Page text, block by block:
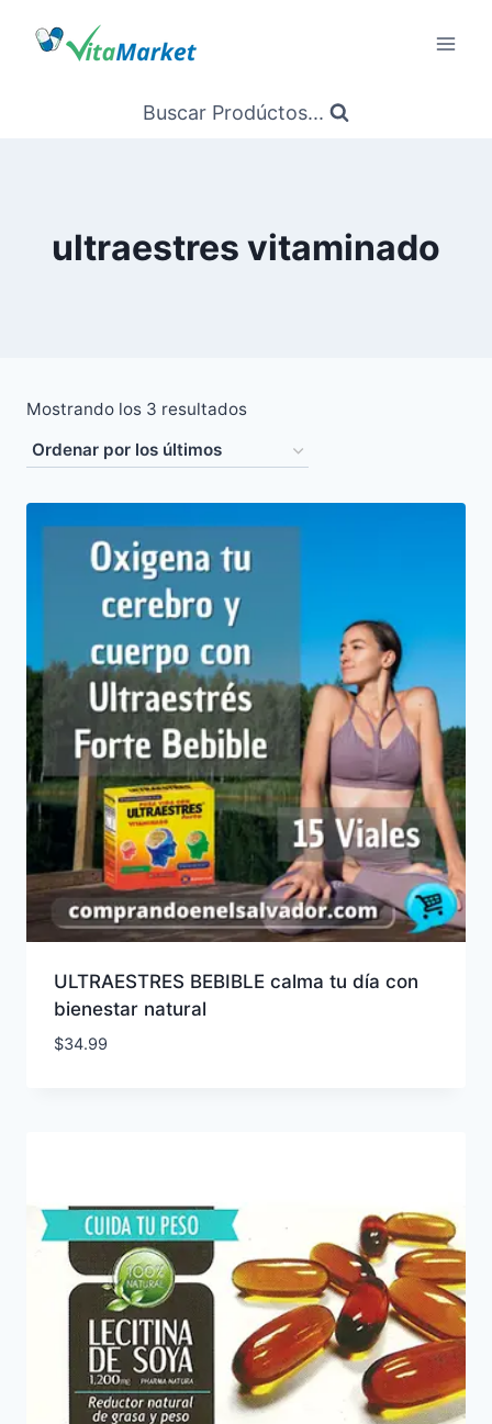
Buscar Prodúctos...
ultraestres vitaminado
Mostrando los 3 resultadosOrdenado
los
últimos
ULTRAESTRES BEBIBLE calma tu día con
bienestar natural
$34.99